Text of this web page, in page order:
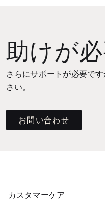
助けが
さらにサポートが必要で
さい。
お問い合わせ
カスタマーケア